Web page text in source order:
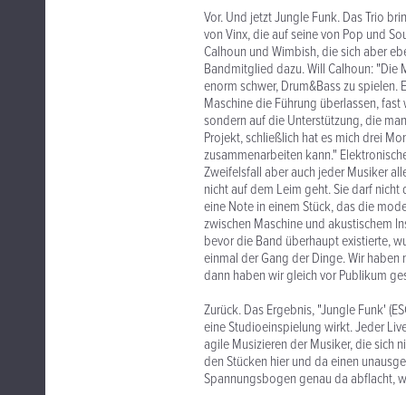
Vor. Und jetzt Jungle Funk. Das Trio
von Vinx, die auf seine von Pop und
Calhoun und Wimbish, die sich aber
Bandmitglied dazu. Will Calhoun: "Die
enorm schwer, Drum&Bass zu
Maschine die Führung überlassen,
sondern auf die Unterstützung, die
Projekt, schließlich hat es mich drei
zusammenarbeiten kann."
Zweifelsfall aber auch jeder Musiker
nicht auf dem Leim geht. Sie darf
eine Note in einem Stück, das die
zwischen Maschine und akustischem
bevor die Band überhaupt existierte,
einmal der Gang der Dinge. Wir
dann haben wir gleich vor Publikum
Zurück. Das Ergebnis, "Jungle Funk'
eine Studioeinspielung wirkt. Jeder
agile Musizieren der Musiker, die sich
den Stücken hier und da einen
Spannungsbogen genau da abflacht,